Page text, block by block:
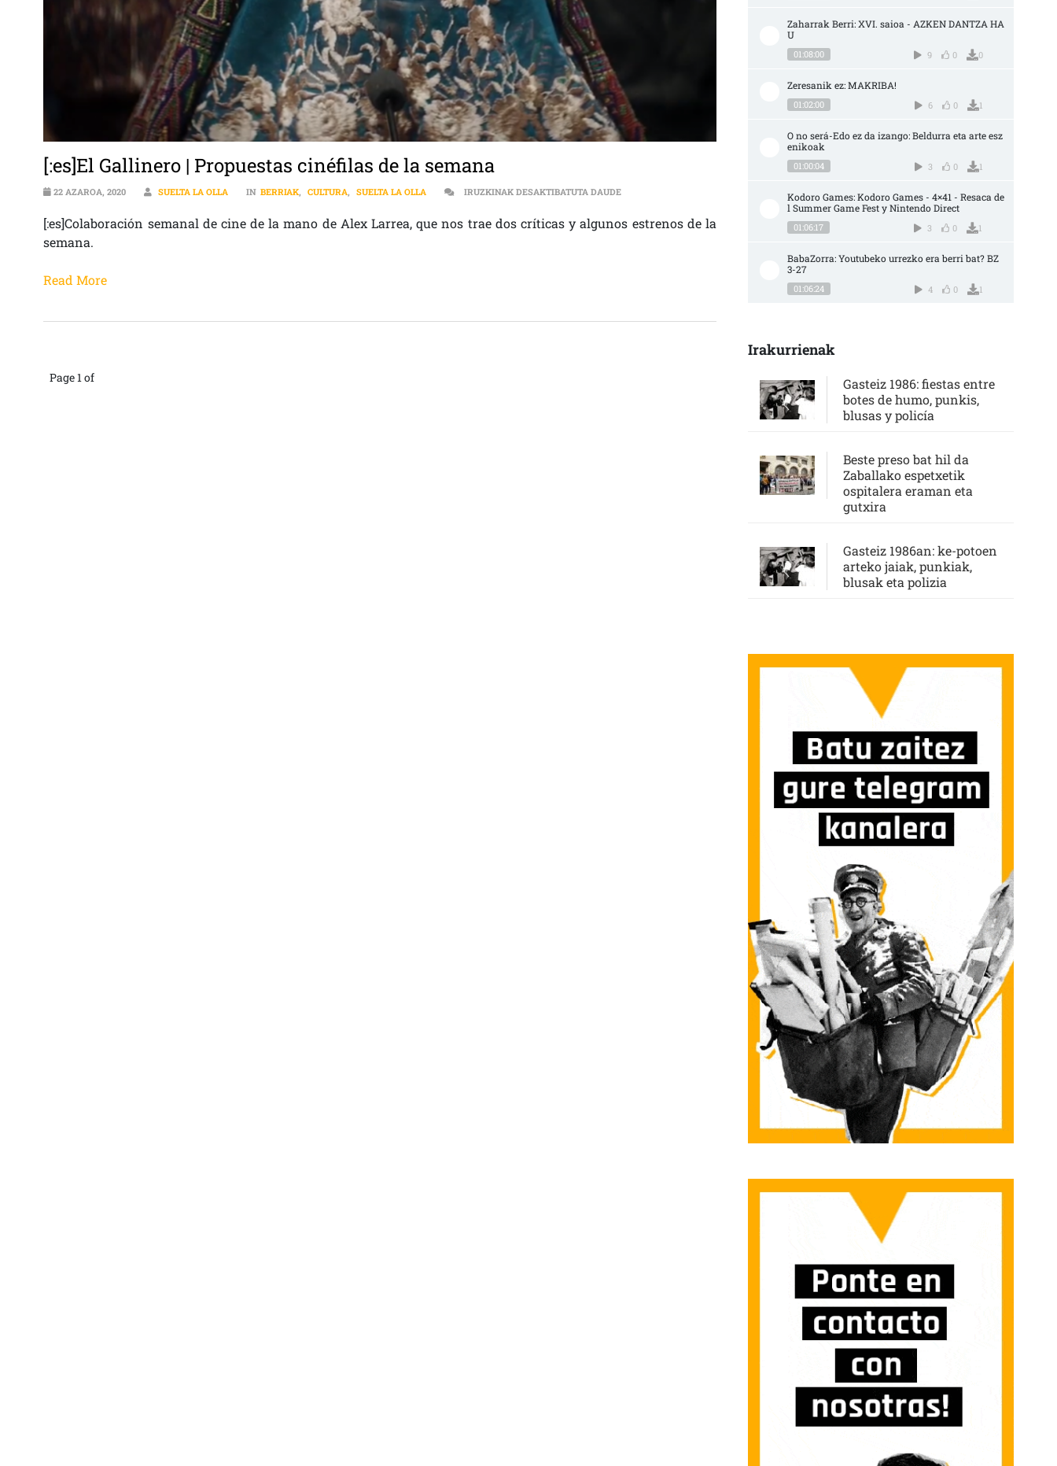
[:es]El Gallinero | Propuestas cinéfilas de la semana
22 AZAROA, 2020 SUELTA LA OLLA IN BERRIAK, CULTURA, SUELTA LA OLLA IRUZKINAK DESAKTIBATUTA DAUDE[:ES]EL GALLINERO | PROPUESTAS CINÉFILAS DE LA SEMANA SARRERAN
[:es]Colaboración semanal de cine de la mano de Alex Larrea, que nos trae dos críticas y algunos estrenos de la
semana.
Read More
Page 1 of
Zaharrak Berri: XVI. saioa - AZKEN DANTZA HA
U
01:08:00 9 0 0
Zeresanik ez: MAKRIBA!
01:02:00 6 0 1
O no será-Edo ez da izango: Beldurra eta arte esz
enikoak
01:00:04 3 0 1
Kodoro Games: Kodoro Games - 4×41 - Resaca de
l Summer Game Fest y Nintendo Direct
01:06:17 3 0 1
BabaZorra: Youtubeko urrezko era berri bat? BZ
3-27
01:06:24 4 0 1
Irakurrienak
Gasteiz 1986: fiestas entre
botes de humo, punkis,
blusas y policía
Beste preso bat hil da
Zaballako espetxetik
ospitalera eraman eta
gutxira
Gasteiz 1986an: ke-potoen
arteko jaiak, punkiak,
blusak eta polizia